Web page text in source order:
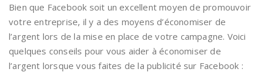
Bien que Facebook soit un excellent moyen de promouvoir
votre entreprise, il y a des moyens d’économiser de
l’argent lors de la mise en place de votre campagne. Voici
quelques conseils pour vous aider à économiser de
l’argent lorsque vous faites de la publicité sur Facebook :